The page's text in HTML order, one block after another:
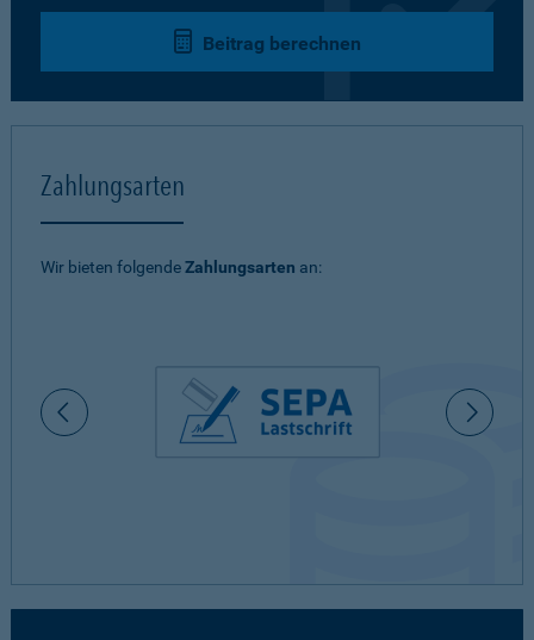
Beitrag berechnen
Zahlungsarten
Wir bieten folgendeZahlungsarten an: